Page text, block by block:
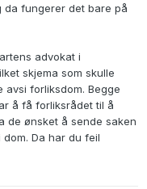
da fungerer det bare på
advokat i
skjema som skulle
avsi forliksdom. Begge
å få forliksrådet til å
de ønsket å sende saken
Da har du feil